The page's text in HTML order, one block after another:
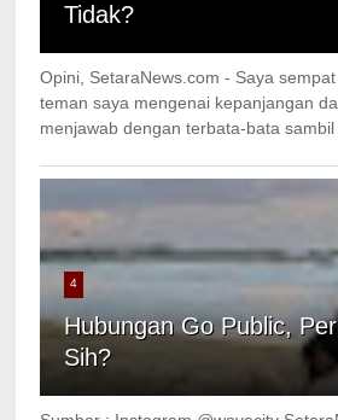
Tidak?
Opini, SetaraNews.com - Saya
teman saya mengenai kepanjangan
menjawab dengan terbata-bata sambil
4
Hubungan Go Public,
Sih?